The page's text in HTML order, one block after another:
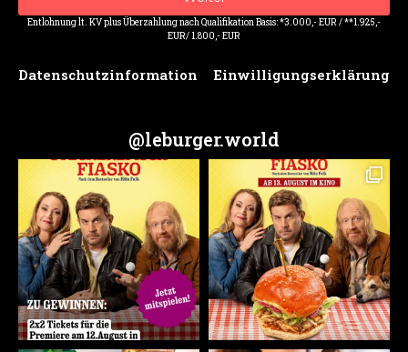
Entlohnung lt. KV plus Überzahlung nach Qualifikation Basis: *3.000,- EUR / **1.925,-
EUR/ 1.800,- EUR
Datenschutzinformation Einwilligungserklärung
@leburger.world